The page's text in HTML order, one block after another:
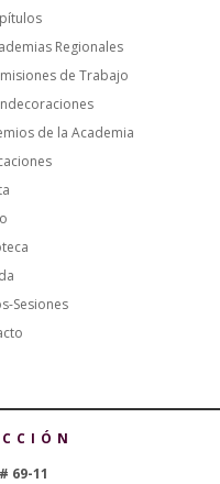
Regionales
de Trabajo
de la Academia
Sesiones
69-11